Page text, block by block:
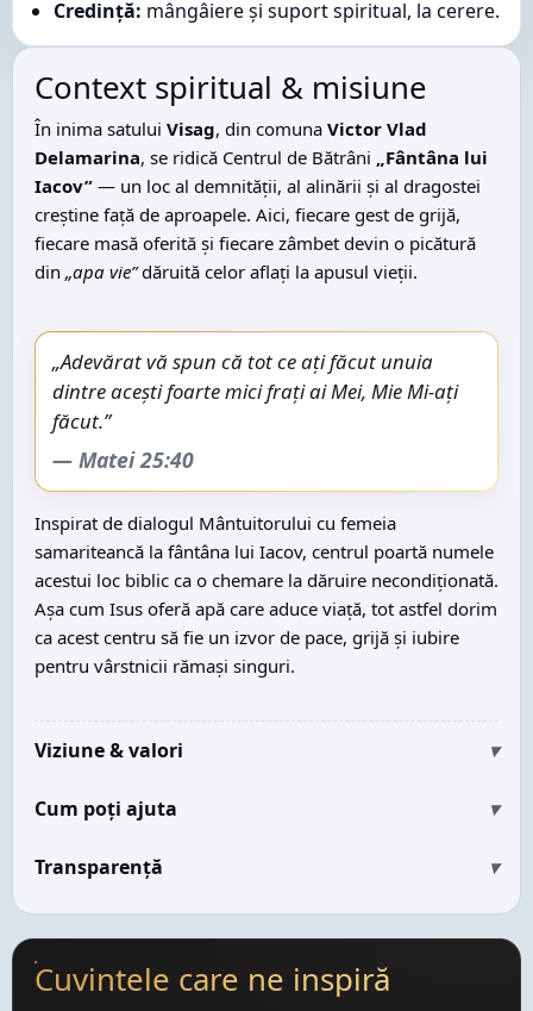
Context spiritual & misiune
În inima satului Visag, din comuna Victor Vlad
Delamarina, se ridică Centrul de Bătrâni „Fântâna lui
Iacov” — un loc al demnității, al alinării și al dragostei
creștine față de aproapele. Aici, fiecare gest de grijă,
fiecare masă oferită și fiecare zâmbet devin o picătură
din „apa vie”dăruită celor aflați la apusul vieții.
„Adevărat vă spun că tot ce ați făcut unuia
dintre acești foarte mici frați ai Mei, Mie Mi-ați
făcut.”
— Matei 25:40
Inspirat de dialogul Mântuitorului cu femeia
samariteancă la fântâna lui Iacov, centrul poartă numele
acestui loc biblic ca o chemare la dăruire necondiționată.
Așa cum Isus oferă apă care aduce viață, tot astfel dorim
ca acest centru să fie un izvor de pace, grijă și iubire
pentru vârstnicii rămași singuri.
Viziune & valori ▾
Cum poți ajuta ▾
Transparență ▾
Cuvintele care ne inspiră